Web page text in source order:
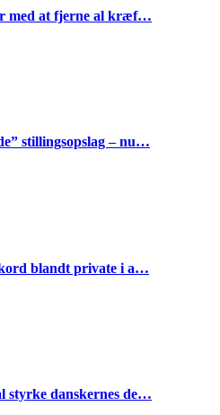
med at fjerne al kræf…
stillingsopslag – nu…
blandt private i a…
styrke danskernes de…